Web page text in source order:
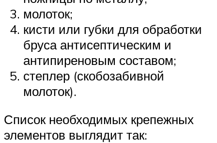
молоток;
кисти или губки для обработки
бруса антисептическим и
антипиреновым составом;
степлер (скобозабивной
молоток).
Список необходимых крепежных
элементов выглядит так: